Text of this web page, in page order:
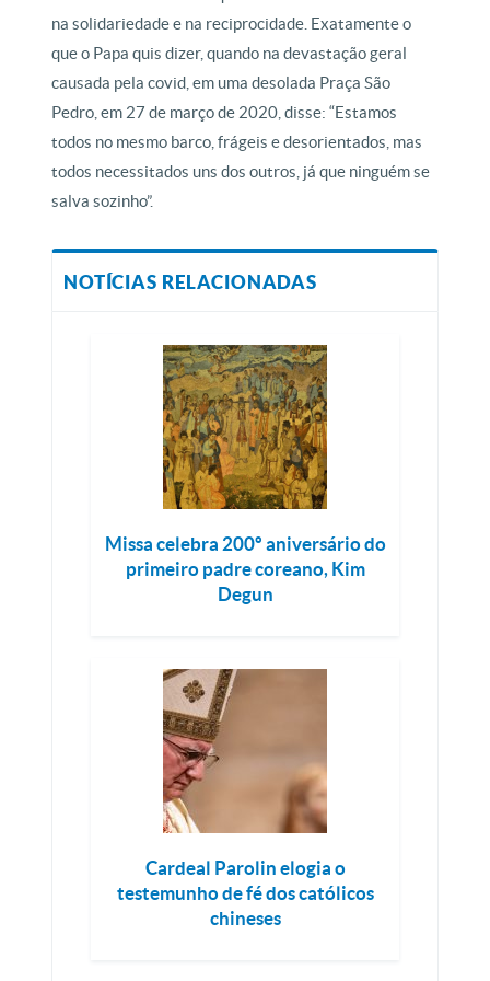
na solidariedade e na reciprocidade. Exatamente o
que o Papa quis dizer, quando na devastação geral
causada pela covid, em uma desolada Praça São
Pedro, em 27 de março de 2020, disse: “Estamos
todos no mesmo barco, frágeis e desorientados, mas
todos necessitados uns dos outros, já que ninguém se
salva sozinho”.
NOTÍCIAS RELACIONADAS
Missa celebra 200º aniversário do
primeiro padre coreano, Kim
Degun
Cardeal Parolin elogia o
testemunho de fé dos católicos
chineses